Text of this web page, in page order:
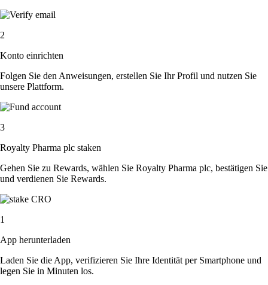
2
Konto einrichten
Folgen Sie den Anweisungen, erstellen Sie Ihr Profil und nutzen Sie
unsere Plattform.
3
Royalty Pharma plc staken
Gehen Sie zu Rewards, wählen Sie Royalty Pharma plc, bestätigen Sie
und verdienen Sie Rewards.
1
App herunterladen
Laden Sie die App, verifizieren Sie Ihre Identität per Smartphone und
legen Sie in Minuten los.